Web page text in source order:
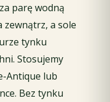
parę wodną
zewnątrz, a sole
tynku
Stosujemy
Antique lub
Bez tynku